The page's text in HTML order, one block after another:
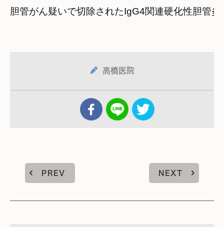
胆管がん疑いで切除されたIgG4関連硬化性胆管
高橋医院
PREV NEXT